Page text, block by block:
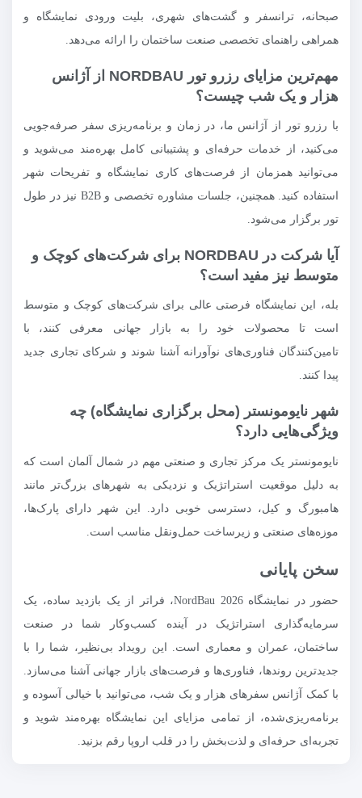
صبحانه، ترانسفر و گشت‌های شهری، بلیت ورودی نمایشگاه و
همراهی راهنمای تخصصی صنعت ساختمان را ارائه می‌دهد.
مهم‌ترین مزایای رزرو تور NORDBAU از آژانس
هزار و یک شب چیست؟
با رزرو تور از آژانس ما، در زمان و برنامه‌ریزی سفر صرفه‌جویی
می‌کنید، از خدمات حرفه‌ای و پشتیبانی کامل بهره‌مند می‌شوید و
می‌توانید همزمان از فرصت‌های کاری نمایشگاه و تفریحات شهر
استفاده کنید. همچنین، جلسات مشاوره تخصصی و B2B نیز در طول
تور برگزار می‌شود.
آیا شرکت در NORDBAU برای شرکت‌های کوچک و
متوسط نیز مفید است؟
بله، این نمایشگاه فرصتی عالی برای شرکت‌های کوچک و متوسط
است تا محصولات خود را به بازار جهانی معرفی کنند، با
تامین‌کنندگان فناوری‌های نوآورانه آشنا شوند و شرکای تجاری جدید
پیدا کنند.
شهر نایومونستر (محل برگزاری نمایشگاه) چه
ویژگی‌هایی دارد؟
نایومونستر یک مرکز تجاری و صنعتی مهم در شمال آلمان است که
به دلیل موقعیت استراتژیک و نزدیکی به شهرهای بزرگ‌تر مانند
هامبورگ و کیل، دسترسی خوبی دارد. این شهر دارای پارک‌ها،
موزه‌های صنعتی و زیرساخت حمل‌ونقل مناسب است.
سخن پایانی
حضور در نمایشگاه NordBau 2026، فراتر از یک بازدید ساده، یک
سرمایه‌گذاری استراتژیک در آینده کسب‌وکار شما در صنعت
ساختمان، عمران و معماری است. این رویداد بی‌نظیر، شما را با
جدیدترین روندها، فناوری‌ها و فرصت‌های بازار جهانی آشنا می‌سازد.
با کمک آژانس سفرهای هزار و یک شب، می‌توانید با خیالی آسوده و
برنامه‌ریزی‌شده، از تمامی مزایای این نمایشگاه بهره‌مند شوید و
تجربه‌ای حرفه‌ای و لذت‌بخش را در قلب اروپا رقم بزنید.